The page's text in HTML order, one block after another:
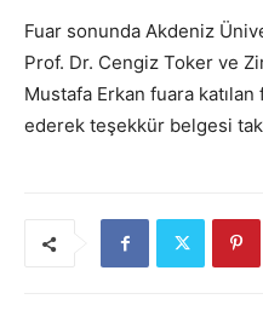
Fuar sonunda Akdeniz
Prof. Dr. Cengiz Toker ve
Mustafa Erkan fuara katılan
ederek teşekkür belgesi